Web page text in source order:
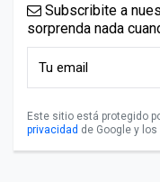
Subscribite a
sorprenda nada
Este sitio está protegido
privacidad de Google y los